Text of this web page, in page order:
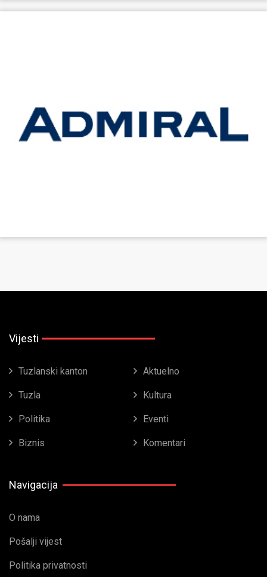
Vijesti
Tuzlanski kanton Aktuelno
Tuzla Kultura
Politika Eventi
Biznis Komentari
Navigacija
O nama
Pošalji vijest
Politika privatnosti